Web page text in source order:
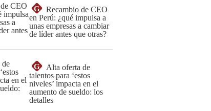
G
Recambio de CEO
en Perú: ¿qué impulsa a
unas empresas a cambiar
de líder antes que otras?
G
Alta oferta de
talentos para ‘estos
niveles’ impacta en el
aumento de sueldo: los
detalles